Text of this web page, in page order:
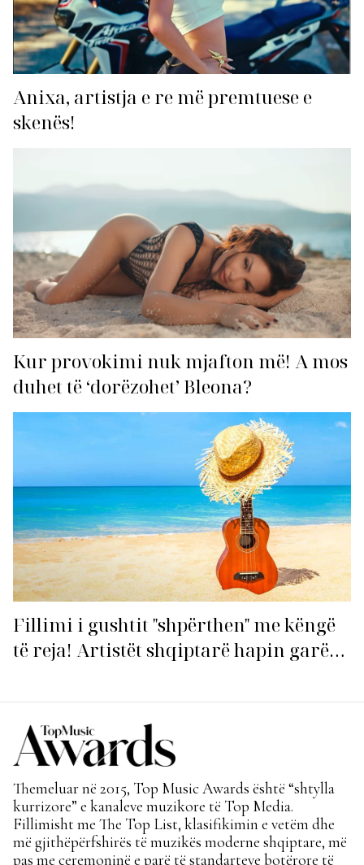
Anixa, artistja e re më premtuese e
skenës!
Kur provokimi nuk mjafton më! A mos
duhet të ‘dorëzohet’ Bleona?
Fillimi i gushtit "shpërthen" me këngë
të reja! Artistët shqiptarë hapin garën
Themeluar në 2015, Top Music Awards është “shtylla
kurrizore” e kanaleve muzikore të Top Media.
Fillimisht me The Top List, klasifikimin e vetëm dhe
më gjithëpërfshirës të muzikës moderne shqiptare, më
pas me ceremoninë e parë të standarteve botërore të